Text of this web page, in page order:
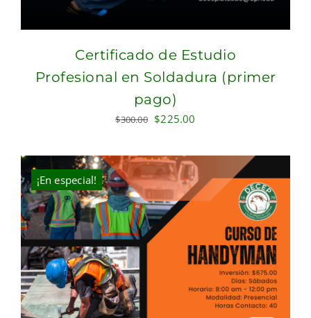
Certificado de Estudio
Profesional en Soldadura (primer
pago)
$300.00 Original
was:
$300.00.
$225.00
is:
$225.00.
¡En especial!